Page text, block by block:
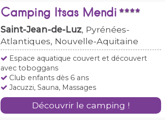
Camping Itsas Mendi
Saint-Jean-de-Luz, Pyrénées-
Atlantiques, Nouvelle-Aquitaine
Espace aquatique couvert et découvert
avec toboggans
Club enfants dès 6 ans
Jacuzzi, Sauna, Massages
Découvrir le camping !